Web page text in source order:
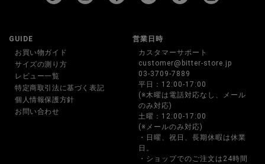
GUIDE
お買い物ガイド
サイズの測り方
レビュー一覧
特定商取引法に基づく表記
個人情報保護方針
お問い合わせ
営業日時
カスタマーサポート
customer@bitter-store.jp
03-3709-7889
平日：12:00-17:00
(※木曜は電話対応なし、メール
のみ対応)
土曜：12:00-17:00
(※メールのみ対応)
・日曜、祝日、長期休暇は休業
日。
・ショップでのご注文は24時間